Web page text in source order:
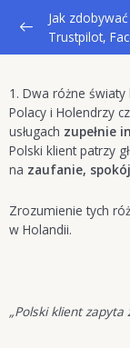
1.1 Dlaczego
1.2 Jak Polacy
Jak
Trustpilot,
1. Dwa różne światy
Polacy i Holendrzy
usługach zupełnie
Polski klient patrzy
na zaufanie,
Zrozumienie tych
w Holandii.
„Polski klient zapyta